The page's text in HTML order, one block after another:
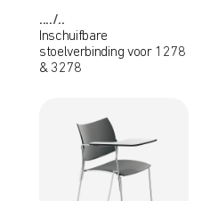
..../..
Inschuifbare
stoelverbinding voor 1278
& 3278